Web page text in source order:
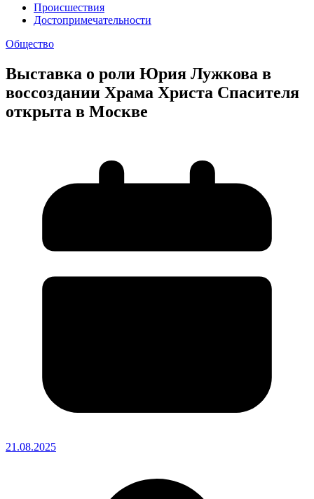
Происшествия
Достопримечательности
Общество
Выставка о роли Юрия Лужкова в
воссоздании Храма Христа Спасителя
открыта в Москве
21.08.2025